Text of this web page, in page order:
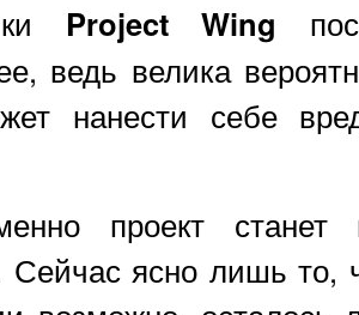
Project Wing
ведь велика
нанести себе
проект
Сейчас ясно лишь то,